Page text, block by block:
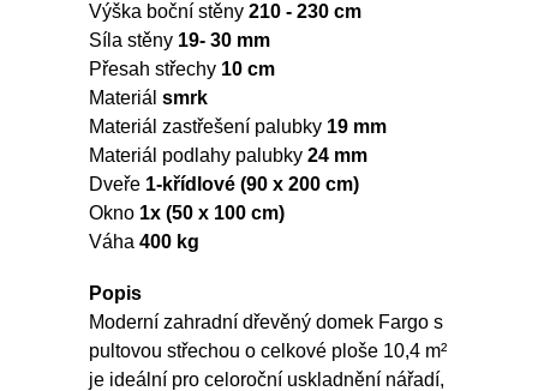
Popis
Moderní zahradní dřevěný domek Fargo s
pultovou střechou o celkové ploše 10,4 m²
je ideální pro celoroční uskladnění nářadí,
Výška boční stěny 210 - 230 cm
Síla stěny 19- 30 mm
Přesah střechy 10 cm
Materiál smrk
Materiál zastřešení palubky 19 mm
Materiál podlahy palubky 24 mm
Dveře 1-křídlové (90 x 200 cm)
Okno 1x (50 x 100 cm)
Váha 400 kg